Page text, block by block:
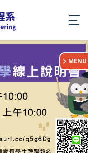
MENU